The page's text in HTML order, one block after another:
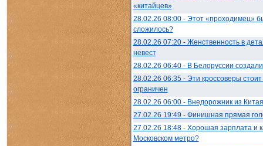
«китайцев»
28.02.26 08:00 - Этот «проходимец»
сложилось?
28.02.26 07:20 - Женственность в
невест
28.02.26 06:40 - В Белоруссии
28.02.26 06:35 - Эти кроссоверы
ограничен
28.02.26 06:00 - Внедорожник из
27.02.26 19:49 - Финишная прямая
27.02.26 18:48 - Хорошая зарплата и
Московском метро?